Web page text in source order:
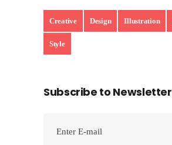
Creative Design Illustration
Style
Subscribe to Newsletter